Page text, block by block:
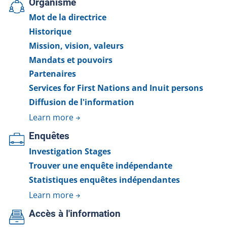
Organisme
Mot de la directrice
Historique
Mission, vision, valeurs
Mandats et pouvoirs
Partenaires
Services for First Nations and Inuit persons
Diffusion de l'information
Learn more
Enquêtes
Investigation Stages
Trouver une enquête indépendante
Statistiques enquêtes indépendantes
Learn more
Accès à l'information